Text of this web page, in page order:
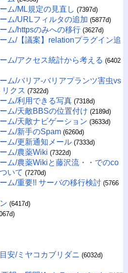
ム/ML規定の見直し (7397d)
ム/URLフィルタの追加 (5877d)
ム/httpsのみへの移行 (3627d)
ム/【議案】relationプラグイン追
ム/アクセス統計から考える (6402
ム/バリア-バリアプランツ害虫vs
クス (7322d)
ム/利用できる写真 (7318d)
ム/天敵BBSの位置付け (2189d)
ム/天敵ナビゲーション (3633d)
ム/新手のSpam (6260d)
ム/更新通知メール (7333d)
ム/農薬Wiki (7322d)
ム/農薬Wikiと藤沢流・・でのco
いて (7270d)
ム/重要!! サーバの移行検討 (5766
(6417d)
安/ミヤコカブリダニ (6032d)